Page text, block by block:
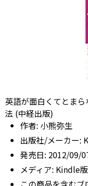
英語が面白くてとま
法 (中経出版)
作者: 小熊弥生
出版社/メーカー:
発売日: 2012/09/
メディア: Kindle版